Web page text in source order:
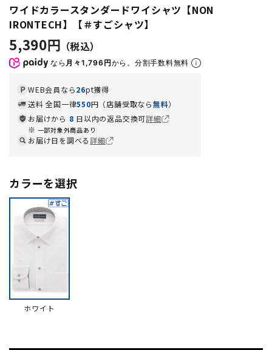
ワイドカラースタンダードワイシャツ【NON
IRONTECH】【＃すごシャツ】
5,390円
なら 月々1,796円から。分割手数料無料
WEB会員なら26pt獲得
送料 全国一律550円（店舗受取なら無料）
お届けから 8 日以内の返品交換可詳細
一部対象外商品あり
お届け日を調べる詳細
カラーを選択
ホワイト